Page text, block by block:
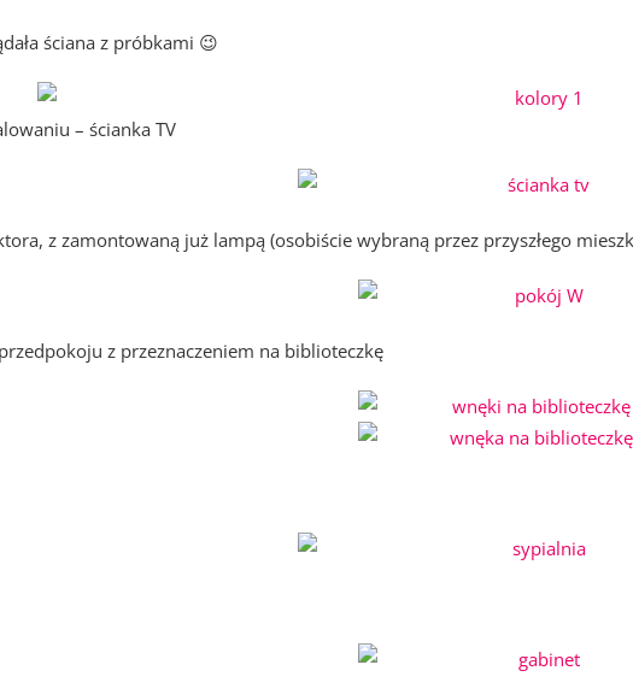
ściana z próbkami 😉
– ścianka TV
z zamontowaną już lampą (osobiście wybraną przez przyszłego
z przeznaczeniem na biblioteczkę